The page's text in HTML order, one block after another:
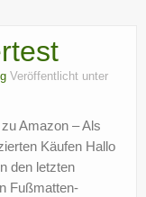
Veröffentlicht unter
Amazon – Als
Käufen Hallo
den letzten
Fußmatten-